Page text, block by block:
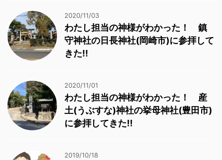
2020/11/03
わたし担当の神様がわかった！ 鎮
守神社の日長神社(岡崎市)に参拝して
きた!!
2020/11/01
わたし担当の神様がわかった！ 産
土(うぶすな)神社の挙母神社(豊田市)
に参拝してきた!!
2019/10/18